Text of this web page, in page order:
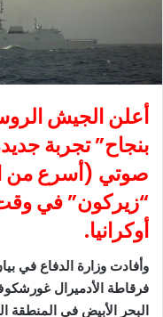
أعلن الجيش
بنجاح” تجربة
صوتي (أسرع من
“زيركون” في
أوكرانيا.
وأفادت وزارة الدفاع في
فرقاطة الأدميرال
البحر الأبيض في المنطقة